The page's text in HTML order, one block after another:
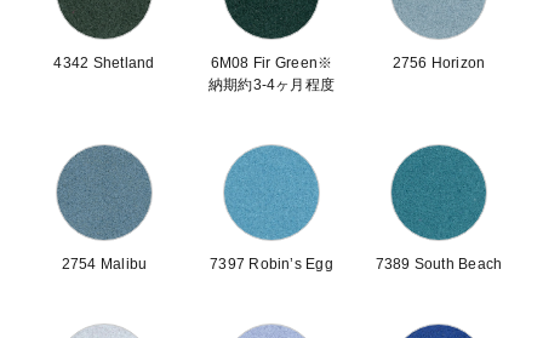
4342 Shetland
6M08 Fir Green※
納期約3-4ヶ月程度
2756 Horizon
2754 Malibu 7397 Robin’s Egg 7389 South Beach